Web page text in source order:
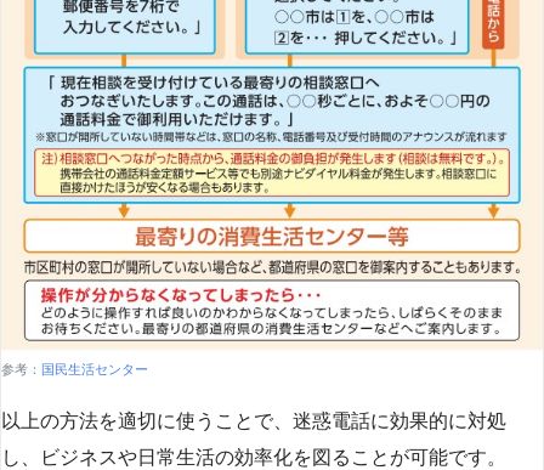
参考： 国民生活センター
以上の方法を適切に使うことで、迷惑電話に効果的に対処
し、ビジネスや日常生活の効率化を図ることが可能です。